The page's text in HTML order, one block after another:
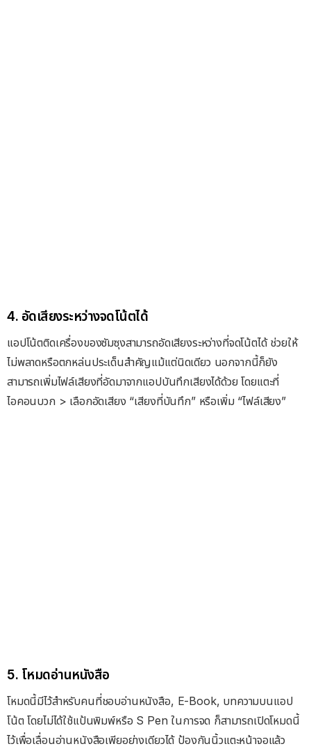
4. อัดเสียงระหว่างจดโน้ตได้
แอปโน้ตติดเครื่องของซัมซุงสามารถอัดเสียงระหว่างที่จดโน้ตได้ ช่วยให้
ไม่พลาดหรือตกหล่นประเด็นสำคัญแม้แต่นิดเดียว นอกจากนี้ก็ยัง
สามารถเพิ่มไฟล์เสียงที่อัดมาจากแอปบันทึกเสียงได้ด้วย โดยแตะที่
ไอคอนบวก > เลือกอัดเสียง “เสียงที่บันทึก” หรือเพิ่ม “ไฟล์เสียง”
5. โหมดอ่านหนังสือ
โหมดนี้มีไว้สำหรับคนที่ชอบอ่านหนังสือ, E-Book, บทความบนแอป
โน้ต โดยไม่ได้ใช้แป้นพิมพ์หรือ S Pen ในการจด ก็สามารถเปิดโหมดนี้
ไว้เพื่อเลื่อนอ่านหนังสือเพียอย่างเดียวได้ ป้องกันนิ้วแตะหน้าจอแล้ว